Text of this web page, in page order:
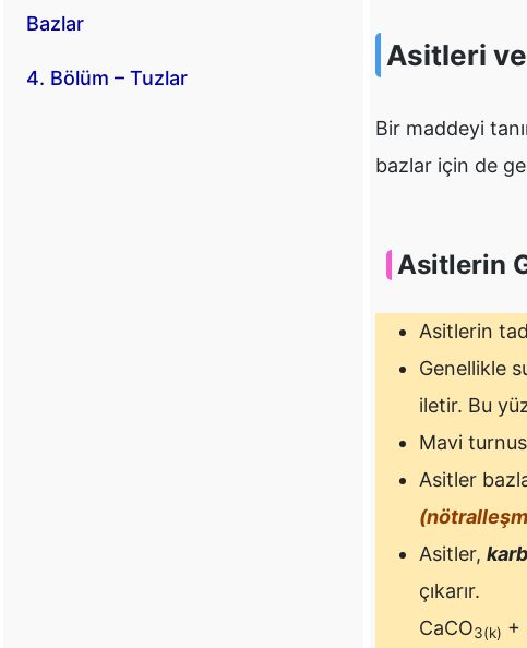
Bazlar
4. Bölüm – Tuzlar
Asitleri ve
Bir maddeyi
bazlar için de
Asitlerin
Asitlerin
Genellikle
iletir. Bu
Mavi
Asitler
Asitler,
çıkarır.
CaCO3(k) +